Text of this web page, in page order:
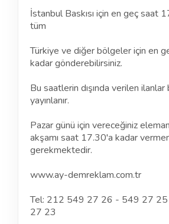
İstanbul Baskısı için en geç saat
tüm
Türkiye ve diğer bölgeler için en
kadar gönderebilirsiniz.
Bu saatlerin dışında verilen
yayınlanır.
Pazar günü için vereceğiniz eleman
akşamı saat 17.30'a kadar
gerekmektedir.
www.ay-demreklam.com.tr
Tel: 212 549 27 26 - 549 27 25
27 23